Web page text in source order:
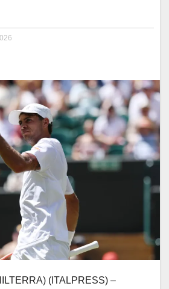
(ITALPRESS) –